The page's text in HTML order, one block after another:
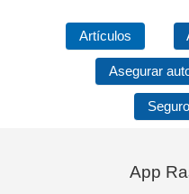
Artículos
Asegurar
App